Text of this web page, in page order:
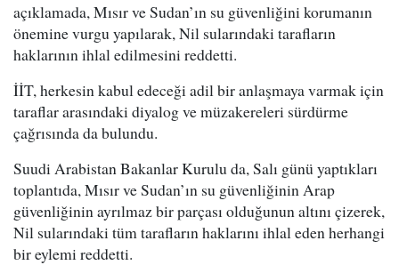
açıklamada, Mısır ve Sudan’ın su güvenliğini korumanın
önemine vurgu yapılarak, Nil sularındaki tarafların
haklarının ihlal edilmesini reddetti.
İİT, herkesin kabul edeceği adil bir anlaşmaya varmak için
taraflar arasındaki diyalog ve müzakereleri sürdürme
çağrısında da bulundu.
Suudi Arabistan Bakanlar Kurulu da, Salı günü yaptıkları
toplantıda, Mısır ve Sudan’ın su güvenliğinin Arap
güvenliğinin ayrılmaz bir parçası olduğunun altını çizerek,
Nil sularındaki tüm tarafların haklarını ihlal eden herhangi
bir eylemi reddetti.